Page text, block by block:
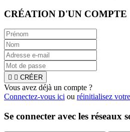
CRÉATION D'UN COMPTE
  CRÉER
Vous avez déjà un compte ?
Connectez-vous ici ou réinitialisez
Se connecter avec les réseaux